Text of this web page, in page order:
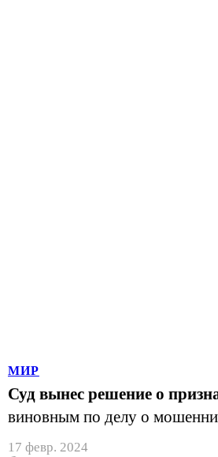
МИР
Суд вынес решение о
виновным по делу о
17 февр. 2024